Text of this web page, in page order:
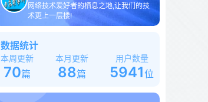
网络技术爱好者的栖息之地,让我们的技
术更上一层楼!
数据统计
本周更新
70篇
本月更新
88篇
用户数量
5941位